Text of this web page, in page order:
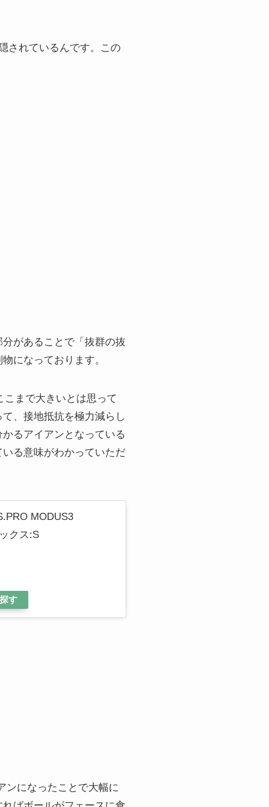
されているんです。この
があることで「抜群の抜
になっております。
まで大きいとは思って
、接地抵抗を極力減らし
るアイアンとなっている
る意味がわかっていただ
MODUS3
クス:S
す
ンになったことで大幅に